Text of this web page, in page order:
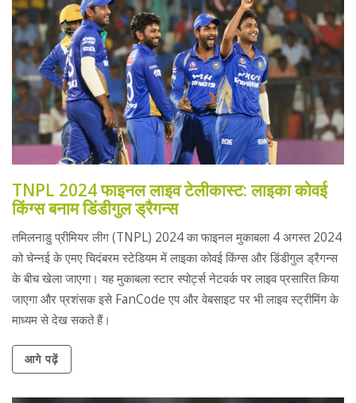
TNPL 2024 फाइनल लाइव टेलीकास्ट: लाइका कोवई
किंग्स बनाम डिंडीगुल ड्रैगन्स
तमिलनाडु प्रीमियर लीग (TNPL) 2024 का फाइनल मुकाबला 4 अगस्त 2024
को चेन्नई के एमए चिदंबरम स्टेडियम में लाइका कोवई किंग्स और डिंडीगुल ड्रैगन्स
के बीच खेला जाएगा। यह मुकाबला स्टार स्पोर्ट्स नेटवर्क पर लाइव प्रसारित किया
जाएगा और प्रशंसक इसे FanCode एप और वेबसाइट पर भी लाइव स्ट्रीमिंग के
माध्यम से देख सकते हैं।
आगे पढ़ें